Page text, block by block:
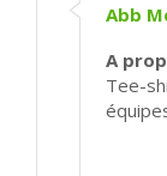
Abb
A
Tee-